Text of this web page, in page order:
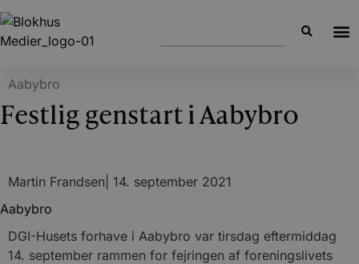
Aabybro
Festlig genstart i Aabybro
Martin Frandsen 14. september 2021
Aabybro
DGI-Husets forhave i Aabybro var tirsdag eftermiddag
14. september rammen for fejringen af foreningslivets